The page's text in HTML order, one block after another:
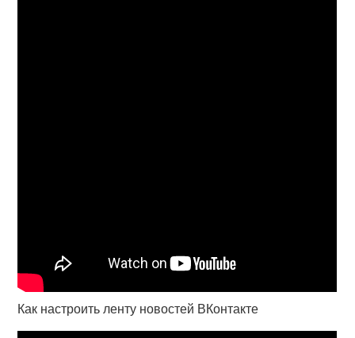
Как настроить ленту новостей ВКонтакте